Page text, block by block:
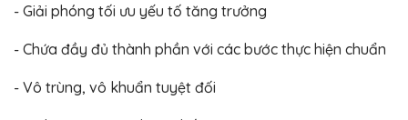
- Giải phóng tối ưu yếu tố tăng trưởng
- Chứa đầy đủ thành phần với các bước thực hiện chuẩn
- Vô trùng, vô khuẩn tuyệt đối